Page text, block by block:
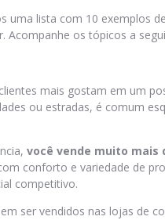
uma lista com 10 exemplos
Acompanhe os tópicos a
mais gostam em um
ou estradas, é comum
você vende muito mais
conforto e variedade de
competitivo.
ser vendidos nas lojas de